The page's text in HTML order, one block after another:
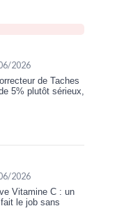
2026
de Taches
5% plutôt sérieux,
2026
Vitamine C : un
le job sans